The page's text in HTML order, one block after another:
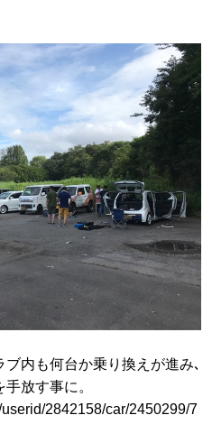
内も何台か乗り換えが進み､
放す事に。
2842158/car/2450299/7